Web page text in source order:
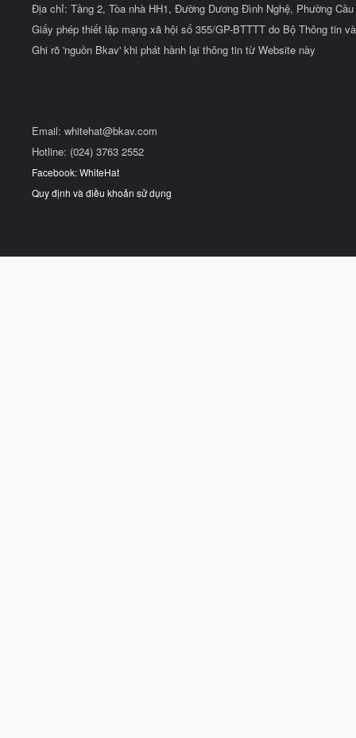
Địa chỉ: Tầng 2, Tòa nhà HH1, Đường Dương Đình Nghệ, Phường
Giấy phép thiết lập mạng xã hội số 355/GP-BTTTT do Bộ Thông tin
Ghi rõ 'nguồn Bkav' khi phát hành lại thông tin từ Website này
Email: whitehat@bkav.com
Hotline: (024) 3763 2552
Facebook: WhiteHat
Quy định và điều khoản sử dụng